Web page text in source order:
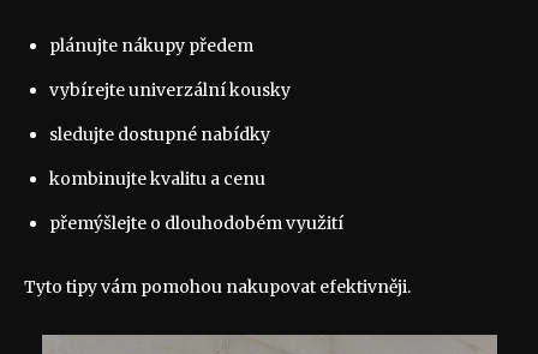
plánujte nákupy předem
vybírejte univerzální kousky
sledujte dostupné nabídky
kombinujte kvalitu a cenu
přemýšlejte o dlouhodobém využití
Tyto tipy vám pomohou nakupovat efektivněji.